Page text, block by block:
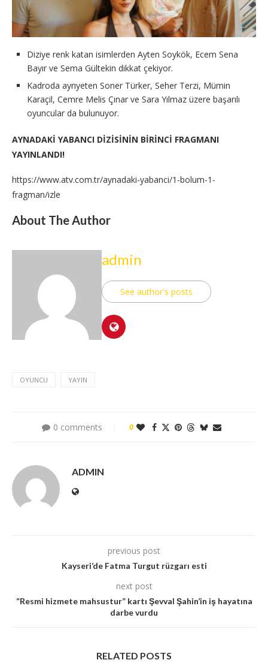
Diziye renk katan isimlerden Ayten Soykök, Ecem Sena
Bayır ve Sema Gültekin dikkat çekiyor.
Kadroda ayrıyeten Soner Türker, Seher Terzi, Mümin
Karaçil, Cemre Melis Çınar ve Sara Yılmaz üzere başarılı
oyuncular da bulunuyor.
AYNADAKİ YABANCI DİZİSİNİN BİRİNCİ FRAGMANI
YAYINLANDI!
https://www.atv.com.tr/aynadaki-yabanci/1-bolum-1-
fragman/izle
About The Author
admin
See author's posts
OYUNCU YAYIN
0 comments 0
ADMIN
previous post
Kayseri’de Fatma Turgut rüzgarı esti
next post
“Resmi hizmete mahsustur” kartı Şevval Şahin’in iş hayatına
darbe vurdu
RELATED POSTS